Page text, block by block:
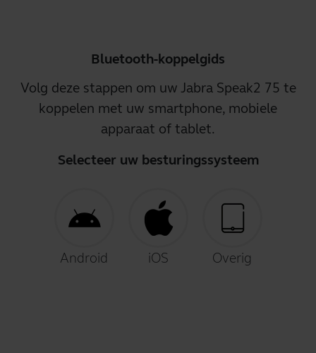
Bluetooth-koppelgids
Volg deze stappen om uw Jabra Speak2 75 te
koppelen met uw smartphone, mobiele
apparaat of tablet.
Selecteer uw besturingssysteem
Android iOS Overig